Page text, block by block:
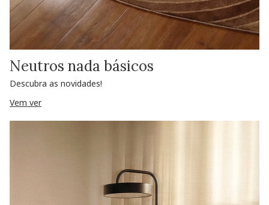
Neutros nada básicos
Descubra as novidades!
Vem ver